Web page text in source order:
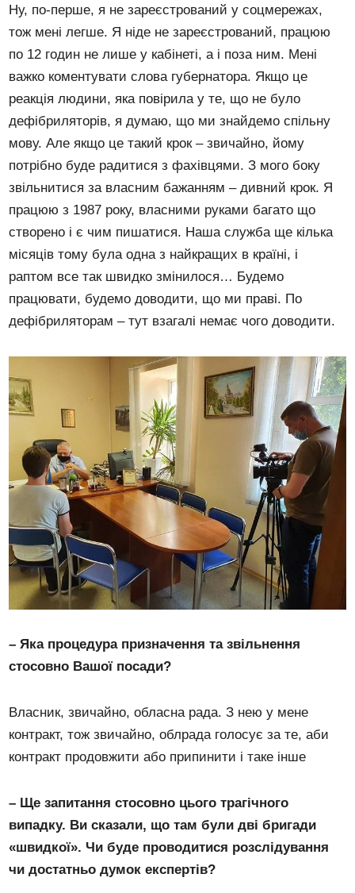
Ну, по-перше, я не зареєстрований у соцмережах,
тож мені легше. Я ніде не зареєстрований, працюю
по 12 годин не лише у кабінеті, а і поза ним. Мені
важко коментувати слова губернатора. Якщо це
реакція людини, яка повірила у те, що не було
дефібриляторів, я думаю, що ми знайдемо спільну
мову. Але якщо це такий крок – звичайно, йому
потрібно буде радитися з фахівцями. З мого боку
звільнитися за власним бажанням – дивний крок. Я
працюю з 1987 року, власними руками багато що
створено і є чим пишатися. Наша служба ще кілька
місяців тому була одна з найкращих в країні, і
раптом все так швидко змінилося… Будемо
працювати, будемо доводити, що ми праві. По
дефібриляторам – тут взагалі немає чого доводити.
– Яка процедура призначення та звільнення
стосовно Вашої посади?
Власник, звичайно, обласна рада. З нею у мене
контракт, тож звичайно, облрада голосує за те, аби
контракт продовжити або припинити і таке інше
– Ще запитання стосовно цього трагічного
випадку. Ви сказали, що там були дві бригади
«швидкої». Чи буде проводитися розслідування
чи достатньодумокекспертів?